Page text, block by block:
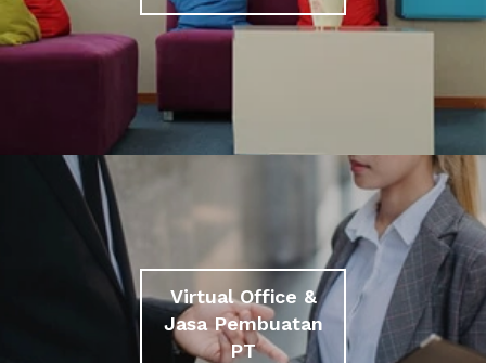
Virtual Office &
Jasa Pembuatan
PT